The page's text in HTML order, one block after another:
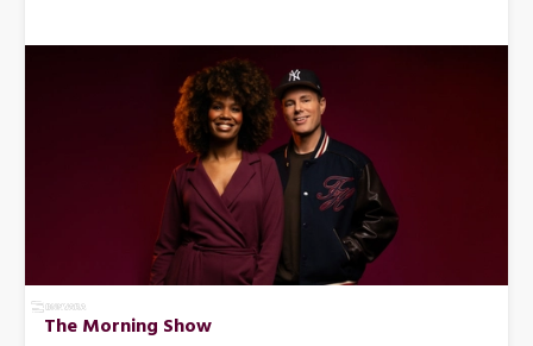
The Morning Show